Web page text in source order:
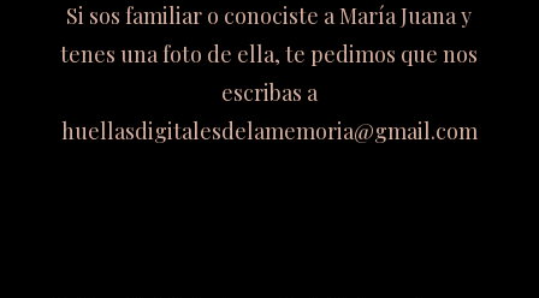
Si sos familiar o conociste a María Juana y
tenes una foto de ella, te pedimos que nos
escribas a
huellasdigitalesdelamemoria@gmail.com